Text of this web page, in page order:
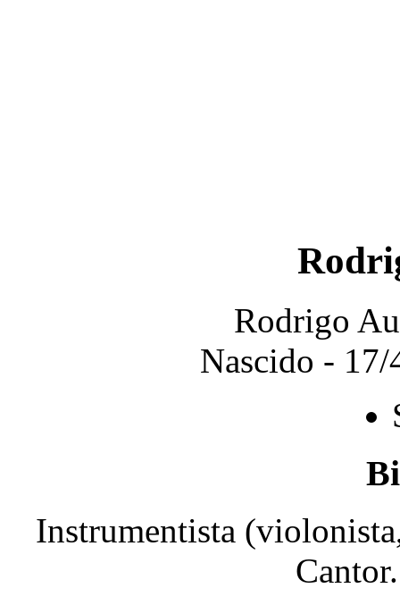
Rodrigo
Nascido - 17/
Instrumentista